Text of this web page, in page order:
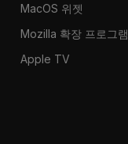
MacOS 위젯
Mozilla 확장 프로그램
Apple TV